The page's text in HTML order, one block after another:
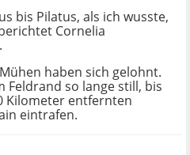
bis Pilatus, als ich wusste,
Cornelia
haben sich gelohnt.
Feldrand so lange still, bis
Kilometer entfernten
eintrafen.